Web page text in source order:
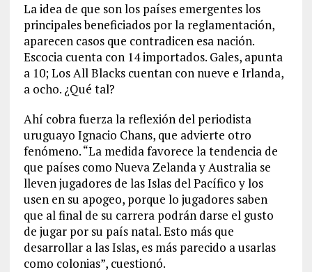
La idea de que son los países emergentes los
principales beneficiados por la reglamentación,
aparecen casos que contradicen esa nación.
Escocia cuenta con 14 importados. Gales, apunta
a 10; Los All Blacks cuentan con nueve e Irlanda,
a ocho. ¿Qué tal?
Ahí cobra fuerza la reflexión del periodista
uruguayo Ignacio Chans, que advierte otro
fenómeno. “La medida favorece la tendencia de
que países como Nueva Zelanda y Australia se
lleven jugadores de las Islas del Pacífico y los
usen en su apogeo, porque lo jugadores saben
que al final de su carrera podrán darse el gusto
de jugar por su país natal. Esto más que
desarrollar a las Islas, es más parecido a usarlas
como colonias”, cuestionó.